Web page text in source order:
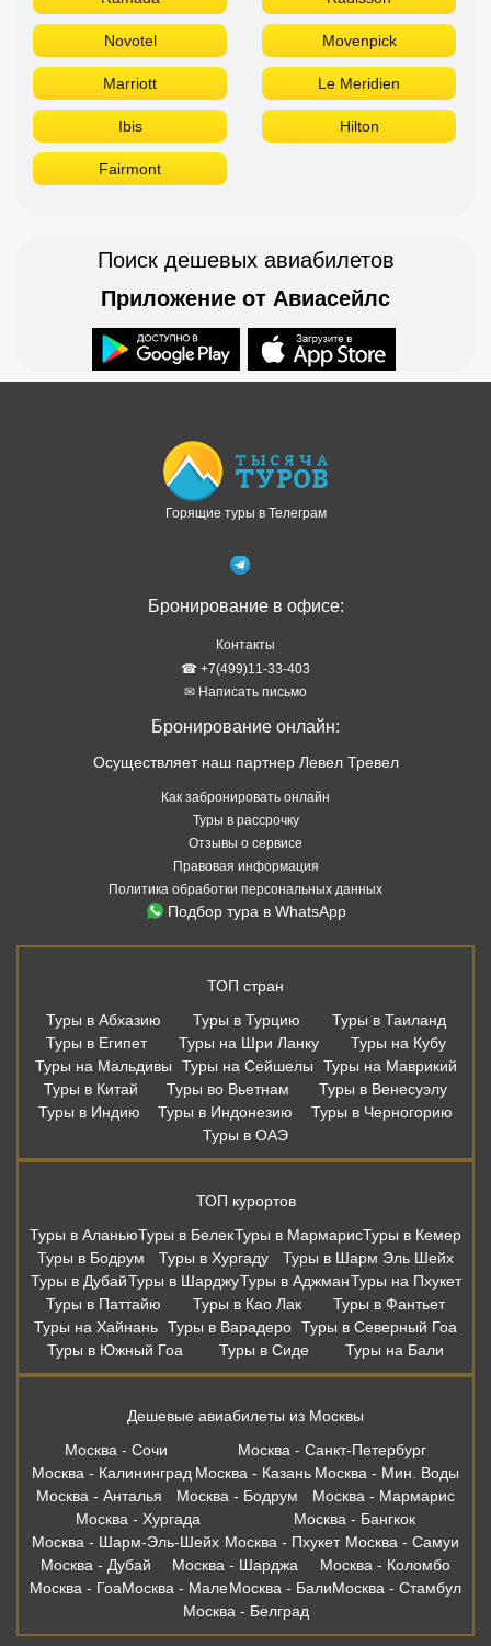
Novotel Movenpick
Marriott Le Meridien
Ibis Hilton
Fairmont
Поиск дешевых авиабилетов
Приложение от Авиасейлс
Горящие туры в Телеграм
Бронирование в офисе:
Контакты
☎ +7(499)11-33-403
✉ Написать письмо
Бронирование онлайн:
Осуществляет наш партнер Левел Тревел
Как забронировать онлайн
Туры в рассрочку
Отзывы о сервисе
Правовая информация
Политика обработки персональных данных
Подбор тура в WhatsApp
ТОП стран
Туры в Абхазию
Туры в Турцию
Туры в Таиланд
Туры в Египет
Туры на Шри Ланку
Туры на Кубу
Туры на Мальдивы
Туры на Сейшелы
Туры на Маврикий
Туры в Китай
Туры во Вьетнам
Туры в Венесуэлу
Туры в Индию
Туры в Индонезию
Туры в Черногорию
Туры в ОАЭ
ТОП курортов
Туры в АланьюТуры в БелекТуры в МармарисТуры в Кемер
Туры в Бодрум
Туры в Хургаду
Туры в Шарм Эль Шейх
Туры в ДубайТуры в ШарджуТуры в АджманТуры на Пхукет
Туры в Паттайю
Туры в Као Лак
Туры в Фантьет
Туры на Хайнань Туры в Варадеро Туры в Северный Гоа
Туры в Южный Гоа
Туры в Сиде Туры на Бали
Дешевые авиабилеты из Москвы
Москва - Сочи
Москва - Санкт-Петербург
Москва - Калининград Москва - Казань Москва - Мин. Воды
Москва - Анталья
Москва - Бодрум
Москва - Мармарис
Москва - Хургада
Москва - Бангкок
Москва - Шарм-Эль-Шейх Москва - Пхукет Москва - Самуи
Москва - Дубай
Москва - Шарджа
Москва - Коломбо
Москва - ГоаМосква - МалеМосква - БалиМосква - Стамбул
Москва - Белград